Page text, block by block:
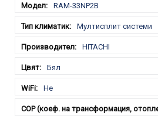
RAM-33NP2B
Мултисплит системи
HITACHI
Бял
Не